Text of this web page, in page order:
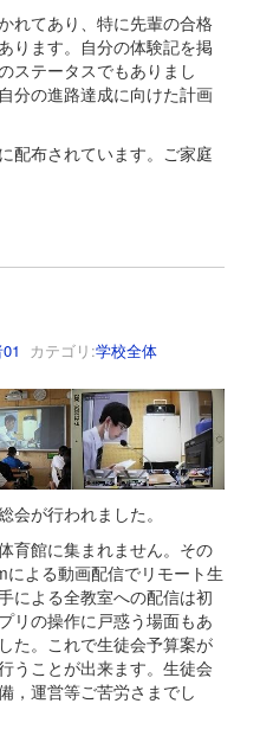
れてあり、特に先輩の合格
ります。自分の体験記を掲
ステータスでもありまし
分の進路達成に向けた計画
配布されています。ご家庭
カテゴリ:学校全体
会が行われました。
育館に集まれません。その
よる動画配信でリモート生
による全教室への配信は初
リの操作に戸惑う場面もあ
た。これで生徒会予算案が
うことが出来ます。生徒会
，運営等ご苦労さまでし